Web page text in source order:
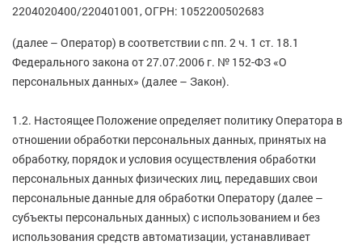
Гигиена
Изделия медицинского назначения
Планирование семьи
Медтехника
Оптика
Ортопедия
Мама и малыш
2204020400/220401001, ОГРН: 1052200502683
(далее – Оператор) в соответствии с пп. 2 ч. 1 ст. 18.1
Федерального закона от 27.07.2006 г. № 152-ФЗ «О
персональных данных» (далее – Закон).
1.2. Настоящее Положение определяет политику Оператора в
отношении обработки персональных данных, принятых на
обработку, порядок и условия осуществления обработки
персональных данных физических лиц, передавших свои
персональные данные для обработки Оператору (далее –
субъекты персональных данных) с использованием и без
использования средств автоматизации, устанавливает